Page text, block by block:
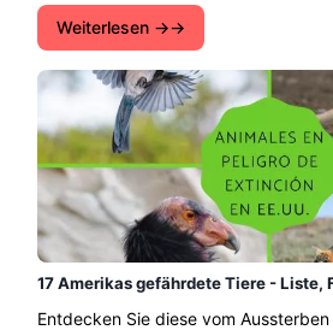
Weiterlesen →
17 Amerikas gefährdete Tiere - Liste,
Entdecken Sie diese vom